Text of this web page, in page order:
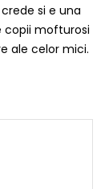
si e una
copii mofturosi
ale celor mici.